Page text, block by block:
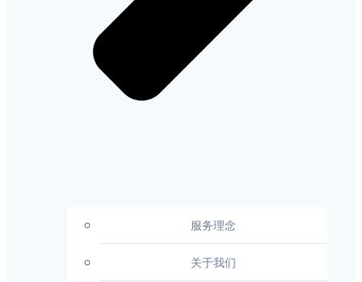
服务理念
关于我们